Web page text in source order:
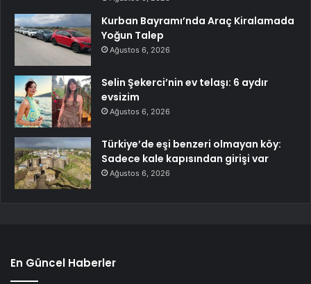
Kurban Bayramı’nda Araç Kiralamada
Yoğun Talep
Ağustos 6, 2026
Selin Şekerci’nin ev telaşı: 6 aydır
evsizim
Ağustos 6, 2026
Türkiye’de eşi benzeri olmayan köy:
Sadece kale kapısından girişi var
Ağustos 6, 2026
En Güncel Haberler